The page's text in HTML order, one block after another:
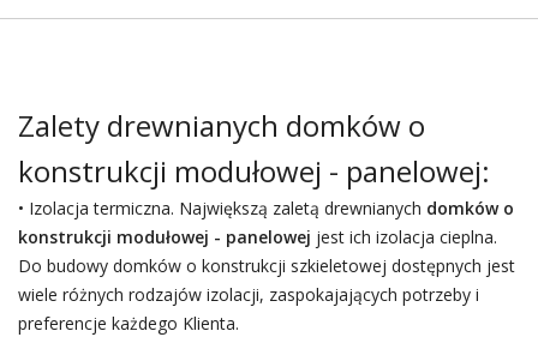
Zalety drewnianych domków o
konstrukcji modułowej - panelowej:
• Izolacja termiczna. Największą zaletą drewnianych domków o
konstrukcji modułowej - panelowej jest ich izolacja cieplna.
Do budowy domków o konstrukcji szkieletowej dostępnych jest
wiele różnych rodzajów izolacji, zaspokajających potrzeby i
preferencje każdego Klienta.